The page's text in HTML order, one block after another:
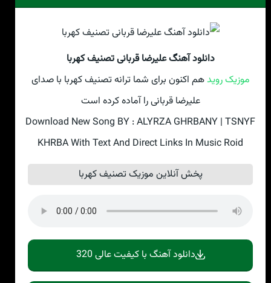
دانلود آهنگ علیرضا قربانی تصنیف کهربا
موزیک رویدهم اکنون برای شما ترانه تصنیف کهربا با صدای
علیرضا قربانی را آماده کرده است
Download New Song BY : ALYRZA GHRBANY | TSNYF
KHRBA With Text And Direct Links In Music Roid
پخش آنلاین موزیک تصنیف کهربا
دانلود آهنگ با کیفیت عالی 320